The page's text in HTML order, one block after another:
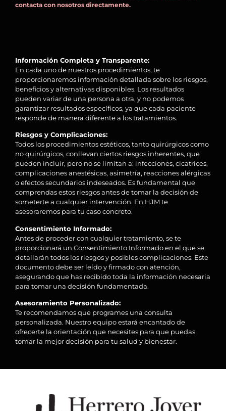
contacta con nosotros directamente.
Información Completa y Transparente:
En cada uno de nuestros procedimientos, te
proporcionaremos información detallada sobre los riesgos,
beneficios y alternativas disponibles. Los resultados
pueden variar de una persona a otra, y no podemos
garantizar resultados específicos, ya que cada paciente
responde de manera diferente a los tratamientos.
Riesgos y Complicaciones:
Todos los procedimientos estéticos, tanto quirúrgicos como
no quirúrgicos, conllevan ciertos riesgos inherentes, que
pueden incluir, pero no se limitan a: infecciones, cicatrices,
complicaciones anestésicas, asimetría, reacciones alérgicas
o efectos secundarios indeseados. Es fundamental que
comprendas estos riesgos antes de tomar la decisión de
someterte a cualquier intervención. En HJM te
asesoraremos para tu caso concreto.
Consentimiento Informado:
Antes de proceder con cualquier tratamiento, se te
proporcionará un Consentimiento Informado en el que se
detallarán todos los riesgos y posibles complicaciones. Este
documento debe ser leído y firmado con atención,
asegurando que has recibido toda la información necesaria
para tomar una decisión fundamentada.
Asesoramiento Personalizado:
Te recomendamos que programes una consulta
personalizada. Nuestro equipo estará encantado de
ofrecerte la orientación que necesites para que puedas
tomar la mejor decisión para tu salud y bienestar.